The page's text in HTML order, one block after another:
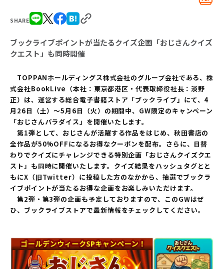
SHARE
ブックライブポイントが当たるクイズ企画「おじさんクイズ
クエスト」も同時開催
TOPPANホールディングス株式会社のグループ会社である、株
式会社BookLive（本社：東京都港区・代表取締役社長：淡野
正）は、運営する総合電子書籍ストア「ブックライブ」にて、4
月26日（土）～5月6日（火）の期間中、GW限定のキャンペーン
「おじさんパラダイス」を開催いたします。
第1弾として、おじさんが活躍する作品をはじめ、秋田書店の
全作品が50%OFFになるお得なクーポンを配布。さらに、日替
わりでクイズにチャレンジできる特別企画「おじさんクイズクエ
スト」も同時に開催いたします。クイズ結果をハッシュタグとと
もにX（旧Twitter）に投稿した方のなかから、抽選でブックラ
イブポイントが当たるお得な企画をお楽しみいただけます。
第2弾・第3弾の企画も予定しておりますので、このGWはぜ
ひ、ブックライブストアで最新情報をチェックしてください。